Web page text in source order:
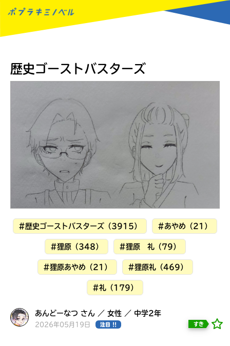
読みたい本が
見つかる
歴史ゴーストバスターズ
#歴史ゴーストバスターズ（3915） #あやめ（21）
#狸原（348） #狸原 礼（79）
#狸原あやめ（21） #狸原礼（469）
#礼（179）
あんどーなつ さん ／ 女性 ／ 中学2年
2026年05月19日 注目 !! すき